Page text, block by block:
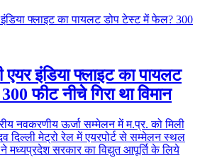
इंडिया फ्लाइट का पायलट
फीट नीचे गिरा था विमान